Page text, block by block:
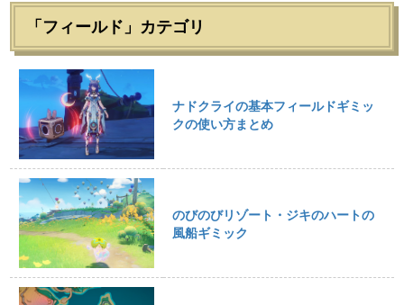
「フィールド」カテゴリ
ナドクライの基本フィールドギミッ
クの使い方まとめ
のびのびリゾート・ジキのハートの
風船ギミック